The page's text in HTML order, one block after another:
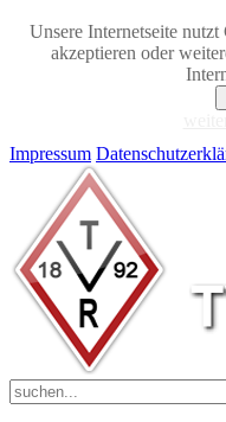
Unsere Internetseite
akzeptieren oder
Impressum